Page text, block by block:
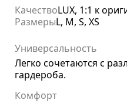
КачествоLUX, 1:1 к
РазмерыL, M, S, XS
Универсальность
Легко сочетаются с
гардероба.
Комфорт